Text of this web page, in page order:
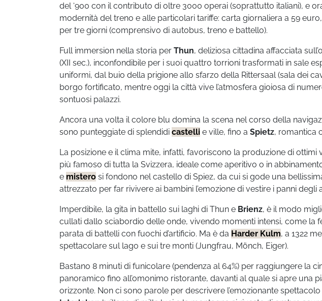
del ‘900 con il contributo di oltre 3000 operai (soprattutto italiani), e
modernità del treno e alle particolari tariffe: carta giornaliera a 59
per tre giorni (comprensivo di autobus, treno e battello).
Full immersion nella storia per Thun, deliziosa cittadina affacciata
(XII sec.), inconfondibile per i suoi quattro torrioni trasformati in sale
uniformi, dal buio della prigione allo sfarzo della Rittersaal (sala dei
borgo fortificato, mentre oggi la città vive l’atmosfera gioiosa di
sontuosi palazzi.
Ancora una volta il colore blu domina la scena nel corso della
sono punteggiate di splendidi castelli e ville, fino a Spietz, romantica
La posizione e il clima mite, infatti, favoriscono la produzione di ottimi
più famoso di tutta la Svizzera, ideale come aperitivo o in
e mistero si fondono nel castello di Spiez, da cui si gode una
attrezzato per far rivivere ai bambini l’emozione di vestire i panni degli
Imperdibile, la gita in battello sui laghi di Thun e Brienz, è il modo
cullati dallo sciabordio delle onde, vivendo momenti intensi, come la
parata di battelli con fuochi d’artificio. Ma è da Harder Kulm, a 1322
spettacolare sul lago e sui tre monti (Jungfrau, Mönch, Eiger).
Bastano 8 minuti di funicolare (pendenza al 64%) per raggiungere la
panoramico fino all’omonimo ristorante, davanti al quale si apre una
orizzonte. Non ci sono parole per descrivere l’emozionante